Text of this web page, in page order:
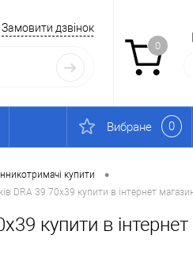
Замовити дзвінок
0
Вибране 0
купити •
DRA 39 70х39 купити в інтернет
купити в інтернет